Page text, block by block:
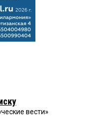
вести»